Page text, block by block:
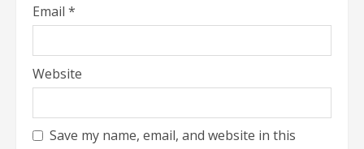
Email *
Website
Save my name, email, and website in this